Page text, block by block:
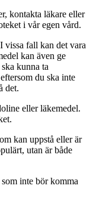
kontakta läkare eller
i vår egen vård.
vissa fall kan det vara
kan även ge
kunna ta
du ska inte
det.
eller läkemedel.
kan uppstå eller är
utan är både
inte bör komma